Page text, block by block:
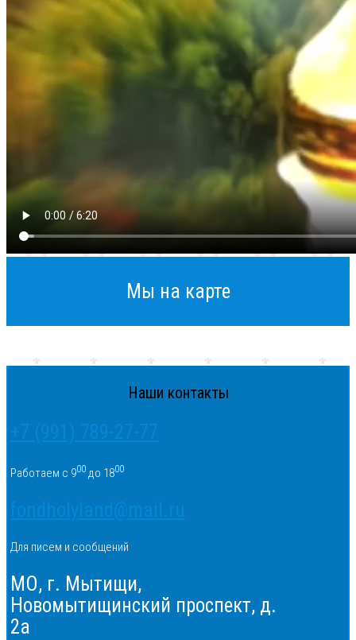
Мы на карте
Наши контакты
+7 (991) 789-27-77
Работаем с 900 до 1800
fondholyland@mail.ru
Для писем и сообщений
МО, г. Мытищи,
Новомытищинский проспект, д.
2а